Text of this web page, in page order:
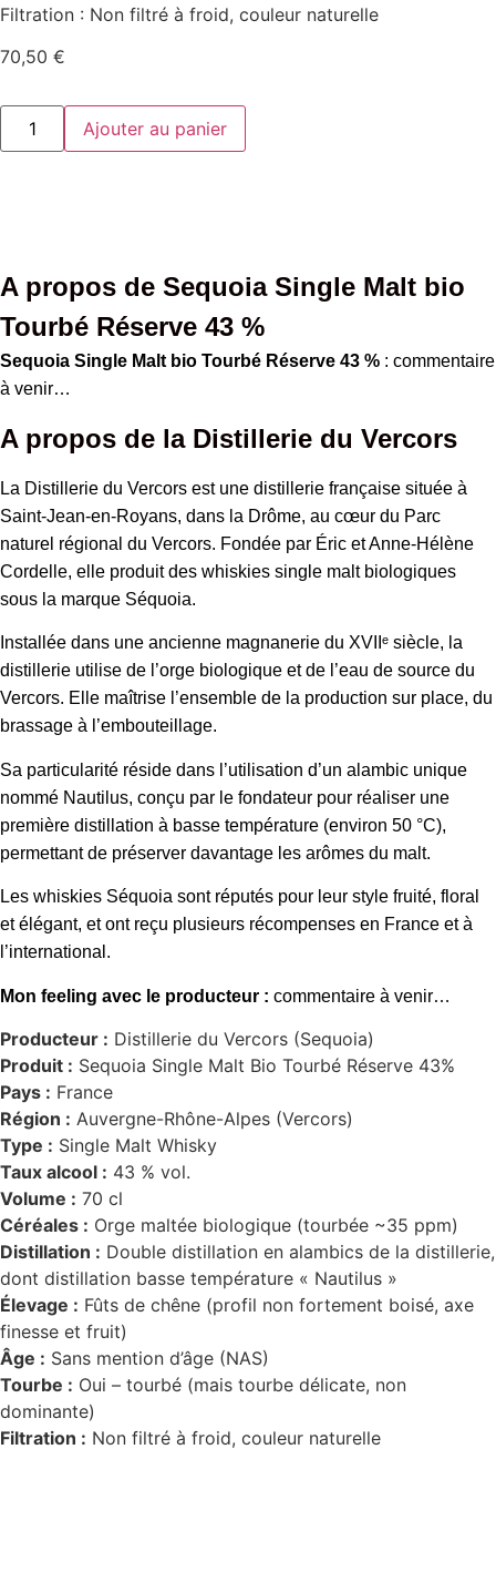
Filtration : Non filtré à froid, couleur naturelle
70,50 €
Ajouter au panier
A propos de Sequoia Single Malt bio
Tourbé Réserve 43 %
Sequoia Single Malt bio Tourbé Réserve 43 % : commentaire
à venir…
A propos de la Distillerie du Vercors
La Distillerie du Vercors est une distillerie française située à
Saint-Jean-en-Royans, dans la Drôme, au cœur du Parc
naturel régional du Vercors. Fondée par Éric et Anne-Hélène
Cordelle, elle produit des whiskies single malt biologiques
sous la marque Séquoia.
Installée dans une ancienne magnanerie du XVIIᵉ siècle, la
distillerie utilise de l’orge biologique et de l’eau de source du
Vercors. Elle maîtrise l’ensemble de la production sur place, du
brassage à l’embouteillage.
Sa particularité réside dans l’utilisation d’un alambic unique
nommé Nautilus, conçu par le fondateur pour réaliser une
première distillation à basse température (environ 50 °C),
permettant de préserver davantage les arômes du malt.
Les whiskies Séquoia sont réputés pour leur style fruité, floral
et élégant, et ont reçu plusieurs récompenses en France et à
l’international.
Mon feeling avec le producteur : commentaire à venir…
Producteur : Distillerie du Vercors (Sequoia)
Produit : Sequoia Single Malt Bio Tourbé Réserve 43%
Pays : France
Région : Auvergne-Rhône-Alpes (Vercors)
Type : Single Malt Whisky
Taux alcool : 43 % vol.
Volume : 70 cl
Céréales : Orge maltée biologique (tourbée ~35 ppm)
Distillation : Double distillation en alambics de la distillerie,
dont distillation basse température « Nautilus »
Élevage : Fûts de chêne (profil non fortement boisé, axe
finesse et fruit)
Âge : Sans mention d’âge (NAS)
Tourbe : Oui – tourbé (mais tourbe délicate, non
dominante)
Filtration : Non filtré à froid, couleur naturelle